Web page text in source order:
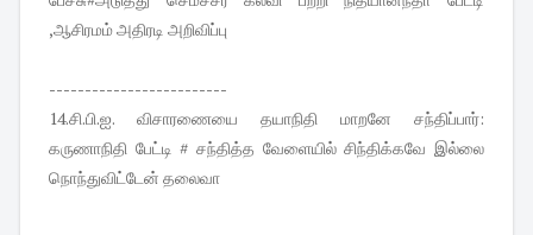
,ஆசிரமம் அதிரடி அறிவிப்பு
-------------------------
14.சி.பி.ஐ. விசாரணையை தயாநிதி மாறனே சந்திப்பார்:
கருணாநிதி பேட்டி # சந்தித்த வேளையில் சிந்திக்கவே இல்லை
நொந்துவிட்டேன் தலைவா